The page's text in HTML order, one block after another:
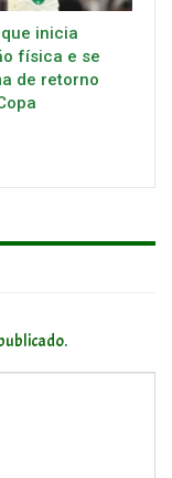
inicia
física e se
de retorno